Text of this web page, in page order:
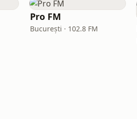
Pro FM
București · 102.8 FM